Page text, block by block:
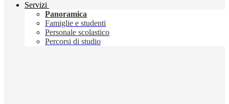
Servizi
Panoramica
Famiglie e studenti
Personale scolastico
Percorsi di studio